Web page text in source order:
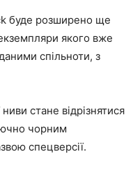
буде розширено ще
якого вже
спільноти, з
стане відрізнятися
чорним
спецверсії.